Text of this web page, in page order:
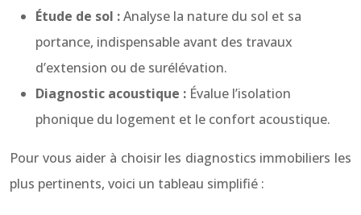
Étude de sol :Analyse la nature du sol et sa
portance, indispensable avant des travaux
d’extension ou de surélévation.
Diagnostic acoustique : Évalue l’isolation
phonique du logement et le confort acoustique.
Pour vous aider à choisir les diagnostics immobiliers les
plus pertinents, voici un tableau simplifié :